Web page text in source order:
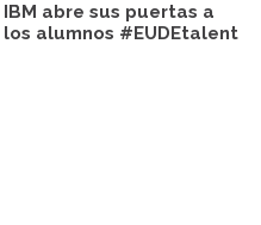
IBM abre sus puertas a
los alumnos #EUDEtalent